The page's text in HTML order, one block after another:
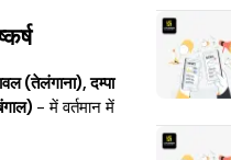
(तेलंगाना), दम्पा
- में वर्तमान में